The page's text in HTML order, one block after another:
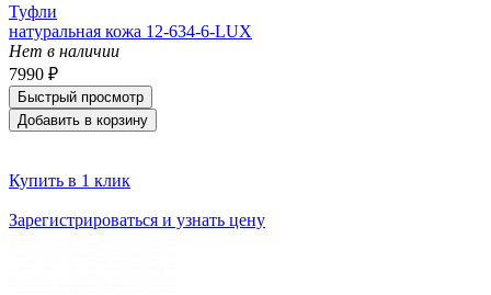
Туфли
натуральная кожа 12-634-6-LUX
Нет в наличии
7990 ₽
Быстрый просмотр
Добавить в корзину
Купить в 1 клик
Зарегистрироваться и узнать цену